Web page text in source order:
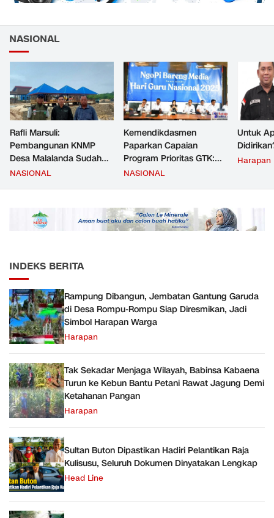
NASIONAL
Rafli Marsuli:
Pembangunan KNMP
Desa Malalanda Sudah
Mencapai 69 Persen dan
JMD dan JMF
NASIONAL
Kemendikdasmen
Paparkan Capaian
Program Prioritas GTK:
Kompetensi Meningkat,
NASIONAL
Untuk
Harapan
INDEKS BERITA
Rampung Dibangun, Jembatan Gantung Garuda
di Desa Rompu-Rompu Siap Diresmikan, Jadi
Simbol Harapan Warga
Harapan
Tak Sekadar Menjaga Wilayah, Babinsa Kabaena
Turun ke Kebun Bantu Petani Rawat Jagung Demi
Ketahanan Pangan
Harapan
Sultan Buton Dipastikan Hadiri Pelantikan Raja
Kulisusu, Seluruh Dokumen Dinyatakan Lengkap
Head Line